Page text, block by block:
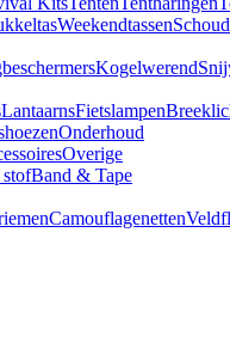
Weekendtassen
Kogelwerend
LantaarnsFietslampen
Onderhoud
Overige
Band & Tape
Camouflagenetten